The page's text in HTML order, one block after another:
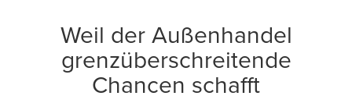
Weil der Außenhandel
grenzüberschreitende
Chancen schafft